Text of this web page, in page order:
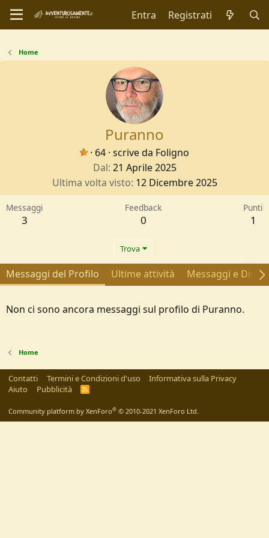
Entra Registrati
Home
Puranno
· 64 · scrive da Foligno
Dal 21 Aprile 2025
Ultima volta visto 12 Dicembre 2025
Messaggi
3
Feedback
0
Punti
1
Trova
Messaggi del Profilo Ultime attività Messaggi e
Non ci sono ancora messaggi sul profilo di Puranno.
Home
Contatti Termini e Condizioni d'uso
Informativa sulla Privacy
Aiuto
Pubblicità
R
Community platform by XenForo® © 2010-2021 XenForo Ltd.